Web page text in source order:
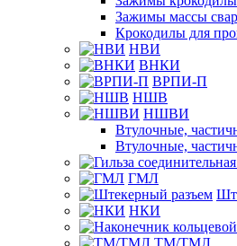
Зажимы массы
Крокодилы для
НВИ
ВНКИ
ВРПИ-П
НШВ
НШВИ
Втулочные,
Втулочные,
ГМЛ
НКИ
ТМ/ТМЛ